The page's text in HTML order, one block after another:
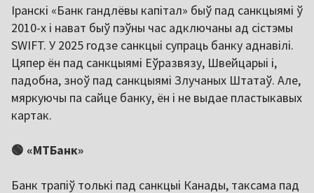
Іранскі «Банк гандлёвы капітал» быў пад санкцыямі ў
2010-х і нават быў пэўны час адключаны ад сістэмы
SWIFT. У 2025 годзе санкцыі супраць банку аднавілі.
Цяпер ён пад санкцыямі Еўразвязу, Швейцарыі і,
падобна, зноў пад санкцыямі Злучаных Штатаў. Але,
мяркуючы па сайце банку, ён і не выдае пластыкавых
картак.
🟢 «МТБанк»
Банк трапіў толькі пад санкцыі Канады, таксама пад